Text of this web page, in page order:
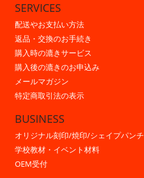
SERVICES
配送やお支払い方法
返品・交換のお手続き
購入時の漉きサービス
購入後の漉きのお申込み
メールマガジン
特定商取引法の表示
BUSINESS
オリジナル刻印/焼印/シェイプパンチ
学校教材・イベント材料
OEM受付